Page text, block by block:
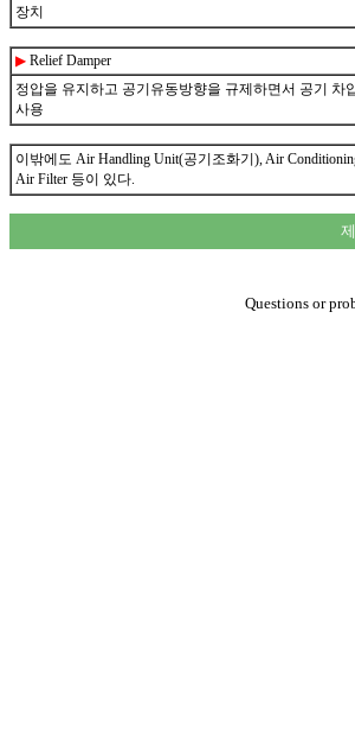
장치
▶ Relief Damper
정압을 유지하고 공기유동방향을 규제하면서 공기
사용
이밖에도 Air Handling Unit(공기조화기), Air
Air Filter 등이 있다.
Questions or